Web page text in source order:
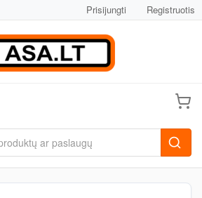
Prisijungti Registruotis